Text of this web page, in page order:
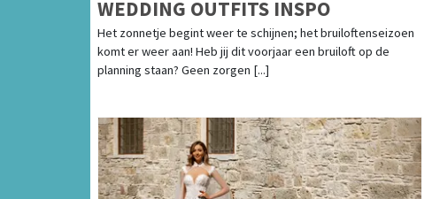
WEDDING OUTFITS INSPO
Het zonnetje begint weer te schijnen; het bruiloftenseizoen
komt er weer aan! Heb jij dit voorjaar een bruiloft op de
planning staan? Geen zorgen [...]